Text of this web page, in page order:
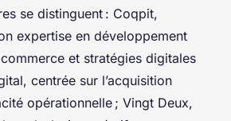
se distinguent : Coqpit,
expertise en développement
et stratégies digitales
centrée sur l’acquisition
opérationnelle ; Vingt Deux,